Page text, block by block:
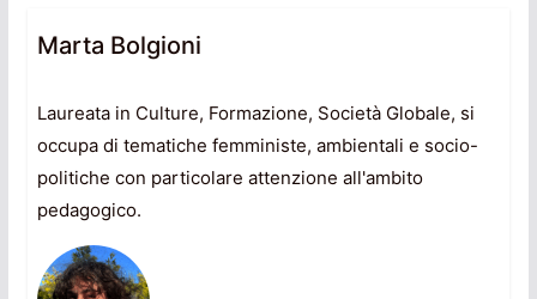
Marta Bolgioni
Laureata in Culture, Formazione, Società Globale, si
occupa di tematiche femministe, ambientali e socio-
politiche con particolare attenzione all'ambito
pedagogico.